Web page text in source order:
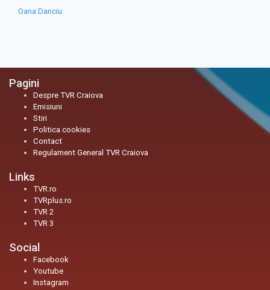
Oana Danciu
Pagini
Despre TVR Craiova
Emisiuni
Stiri
Politica cookies
Contact
Regulament General TVR Craiova
Links
TVR.ro
TVRplus.ro
TVR 2
TVR 3
Social
Facebook
Youtube
Instagram